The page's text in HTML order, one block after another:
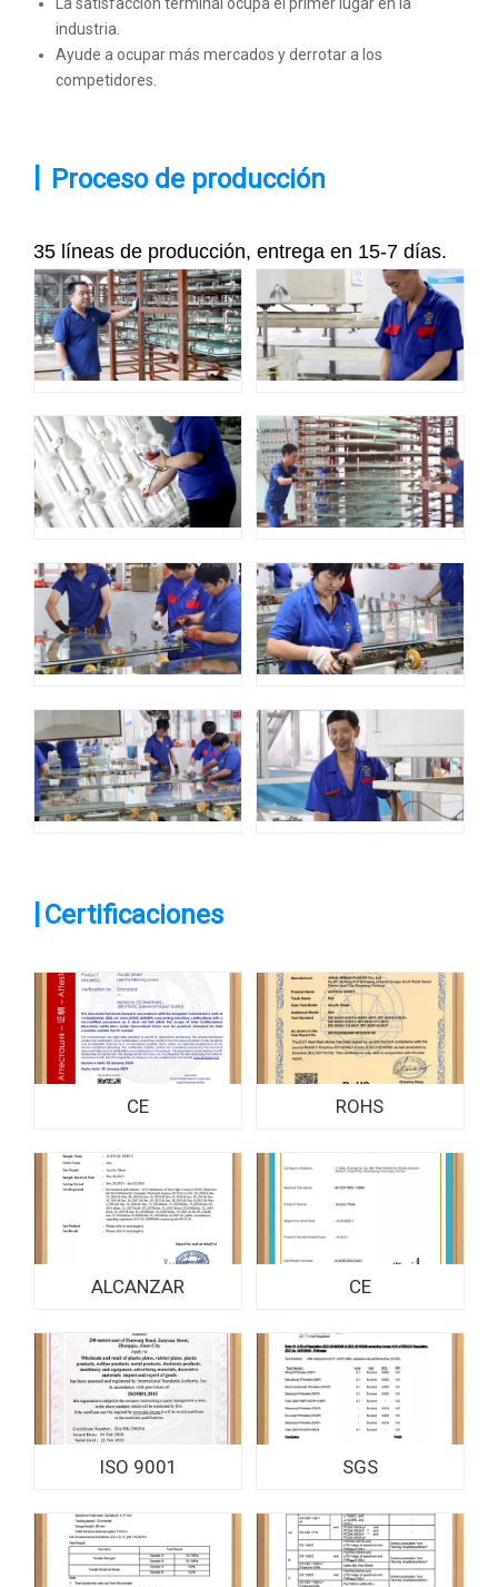
industria.
Ayude a ocupar más mercados y derrotar a los
competidores.
Proceso de producción
35 líneas de producción, entrega en 15-7 días.
Certificaciones
CE ROHS
ALCANZAR CE
ISO 9001 SGS